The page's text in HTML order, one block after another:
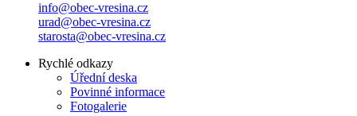
info@obec-vresina.cz
urad@obec-vresina.cz
starosta@obec-vresina.cz
Rychlé odkazy
Úřední deska
Povinné informace
Fotogalerie